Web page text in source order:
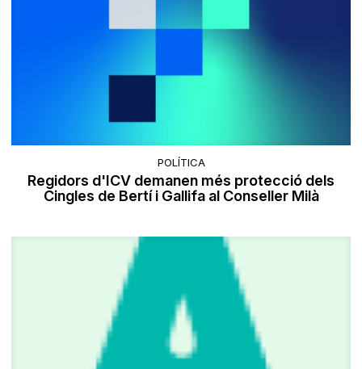
POLÍTICA
Regidors d'ICV demanen més protecció dels
Cingles de Bertí i Gallifa al Conseller Milà